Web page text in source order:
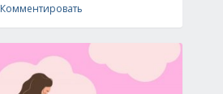
Комментировать